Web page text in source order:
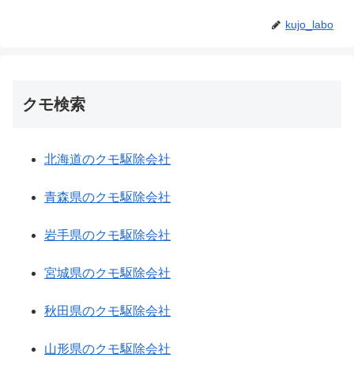
kujo_labo
クモ検索
北海道のクモ駆除会社
青森県のクモ駆除会社
岩手県のクモ駆除会社
宮城県のクモ駆除会社
秋田県のクモ駆除会社
山形県のクモ駆除会社